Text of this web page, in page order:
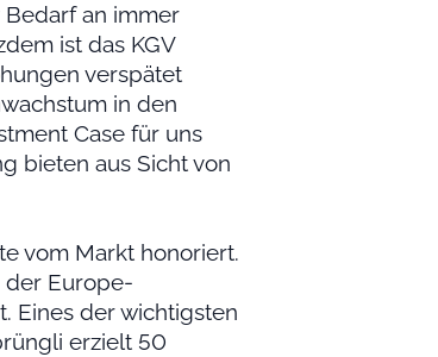
Bedarf an immer
ist das KGV
verspätet
in den
Case für uns
bieten aus Sicht von
vom Markt honoriert.
der Europe-
Eines der wichtigsten
erzielt 50